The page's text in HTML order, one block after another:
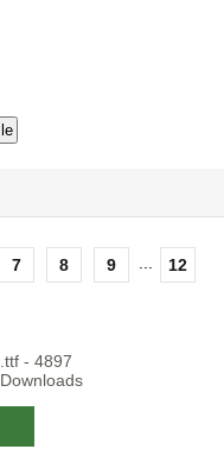
7 8 9 12
.ttf - 4897
Downloads